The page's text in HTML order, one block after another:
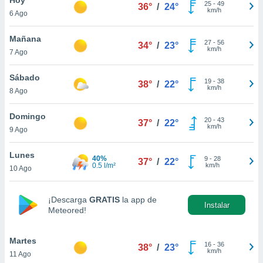
en
más
nuestra
de
aceptar
de
6 Ago
36° / 24° 25- 49
km/h
Mañana
7 Ago
34° / 23° 27- 56
km/h
Sábado
8 Ago
38° / 22° 19- 38
km/h
Domingo
9 Ago
37° / 22° 20- 43
km/h
Lunes
10 Ago
40%
0.5 l/m²
37° / 22° 9- 28
km/h
¡Descarga GRATIS la app de
Meteored!
Instalar
Martes
11 Ago
38° / 23° 16- 36
km/h